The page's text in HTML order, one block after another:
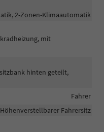
2-Zonen-Klimaautomatik
mit
hinten geteilt,
Fahrer
Höhenverstellbarer Fahrersitz